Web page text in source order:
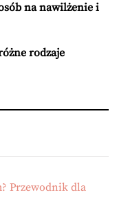
na nawilżenie i
rodzaje
Przewodnik dla